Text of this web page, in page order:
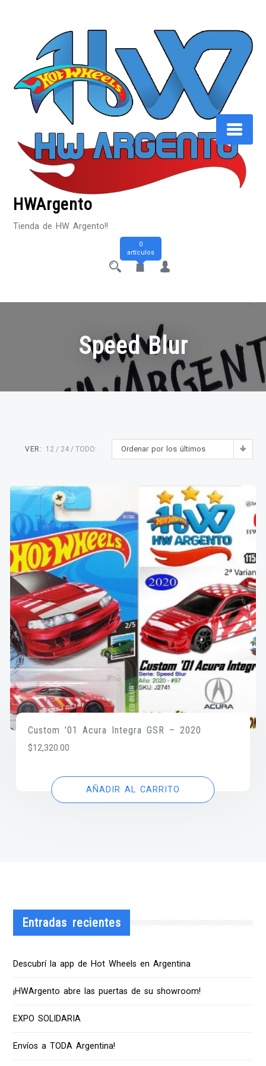
HWArgento
Tienda de HW Argento!!
0
artículos
Speed Blur
Ordenar por los últimos
VER: 12 24 TODO:
Custom ’01 Acura Integra GSR – 2020
$12,320.00
AÑADIR AL CARRITO
Entradas recientes
Descubrí la app de Hot Wheels en Argentina
¡HWArgento abre las puertas de su showroom!
EXPO SOLIDARIA
Envíos a TODA Argentina!